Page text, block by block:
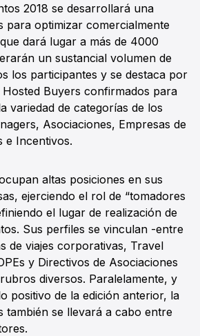
2018 se desarrollará una
para optimizar comercialmente
dará lugar a más de 4000
un sustancial volumen de
los participantes y se destaca por
Buyers confirmados para
variedad de categorías de los
Asociaciones, Empresas de
e Incentivos.
altas posiciones en sus
ejerciendo el rol de “tomadores
el lugar de realización de
Sus perfiles se vinculan -entre
de viajes corporativas, Travel
y Directivos de Asociaciones
diversos. Paralelamente, y
positivo de la edición anterior, la
también se llevará a cabo entre